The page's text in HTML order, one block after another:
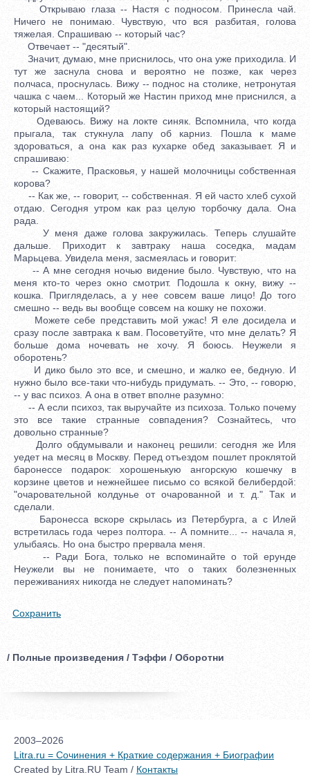
Открываю глаза -- Настя с подносом. Принесла чай.
Ничего не понимаю. Чувствую, что вся разбитая, голова
тяжелая. Спрашиваю -- который час?
Отвечает -- "десятый".
Значит, думаю, мне приснилось, что она уже приходила. И
тут же заснула снова и вероятно не позже, как через
полчаса, проснулась. Вижу -- поднос на столике, нетронутая
чашка с чаем... Который же Настин приход мне приснился, а
который настоящий?
Одеваюсь. Вижу на локте синяк. Вспомнила, что когда
прыгала, так стукнула лапу об карниз. Пошла к маме
здороваться, а она как раз кухарке обед заказывает. Я и
спрашиваю:
-- Скажите, Прасковья, у нашей молочницы собственная
корова?
-- Как же, -- говорит, -- собственная. Я ей часто хлеб сухой
отдаю. Сегодня утром как раз целую торбочку дала. Она
рада.
У меня даже голова закружилась. Теперь слушайте
дальше. Приходит к завтраку наша соседка, мадам
Марьцева. Увидела меня, засмеялась и говорит:
-- А мне сегодня ночью видение было. Чувствую, что на
меня кто-то через окно смотрит. Подошла к окну, вижу --
кошка. Пригляделась, а у нее совсем ваше лицо! До того
смешно -- ведь вы вообще совсем на кошку не похожи.
Можете себе представить мой ужас! Я еле досидела и
сразу после завтрака к вам. Посоветуйте, что мне делать? Я
больше дома ночевать не хочу. Я боюсь. Неужели я
оборотень?
И дико было это все, и смешно, и жалко ее, бедную. И
нужно было все-таки что-нибудь придумать. -- Это, -- говорю,
-- у вас психоз. А она в ответ вполне разумно:
-- А если психоз, так выручайте из психоза. Только почему
это все такие странные совпадения? Сознайтесь, что
довольно странные?
Долго обдумывали и наконец решили: сегодня же Иля
уедет на месяц в Москву. Перед отъездом пошлет проклятой
баронессе подарок: хорошенькую ангорскую кошечку в
корзине цветов и нежнейшее письмо со всякой белибердой:
"очаровательной колдунье от очарованной и т. д." Так и
сделали.
Баронесса вскоре скрылась из Петербурга, а с Илей
встретилась года через полтора. -- А помните... -- начала я,
улыбаясь. Но она быстро прервала меня.
-- Ради Бога, только не вспоминайте о той ерунде
Неужели вы не понимаете, что о таких болезненных
переживаниях никогда не следует напоминать?
Сохранить
/ Полные произведения / Тэффи / Оборотни
2003–2026
Litra.ru = Сочинения + Краткие содержания + Биографии
Created by Litra.RU Team / Контакты